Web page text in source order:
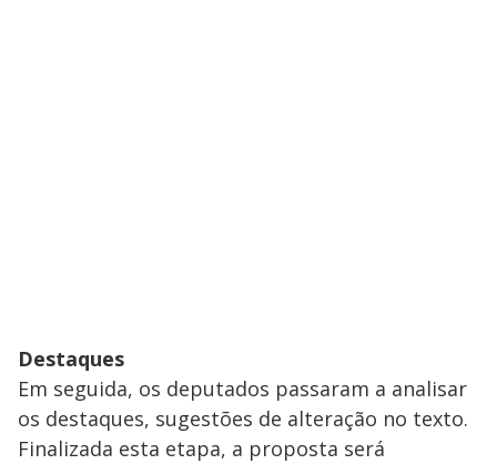
Destaques
Em seguida, os deputados passaram a analisar
os destaques, sugestões de alteração no texto.
Finalizada esta etapa, a proposta será